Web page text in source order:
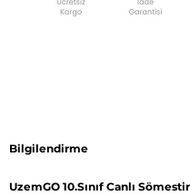
Bilgilendirme
UzemGO 10.Sınıf Canlı